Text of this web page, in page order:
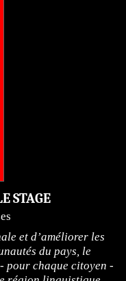
STAGE
et d’améliorer les
du pays, le
pour chaque citoyen -